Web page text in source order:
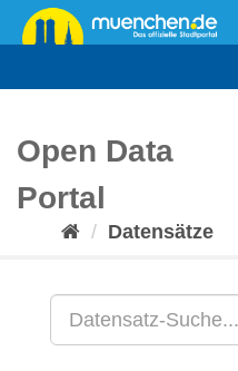
Überspringen
zum
Open Data
Portal
Datensätze